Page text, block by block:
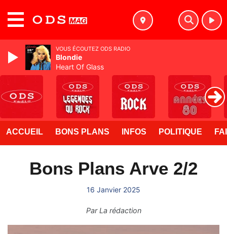
ACCUEIL BONS PLANS INFOS POLITIQUE
Bons Plans Arve 2/2
16 Janvier 2025
ParLa rédaction
VOUS ÉCOUTEZ ODS RADIO
Blondie
Heart Of Glass